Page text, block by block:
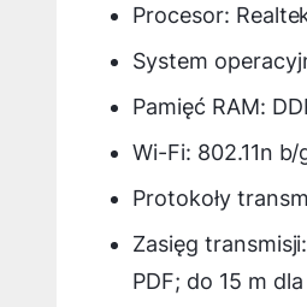
Procesor:
System
Pamięć RAM:
Wi-Fi: 802.11n
Protokoły
Zasięg
PDF; do 15 m